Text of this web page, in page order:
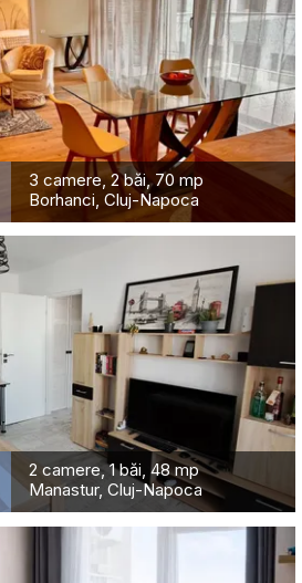
3 camere 2 băi 70 mp
Borhanci, Cluj-Napoca
2 camere 1 băi 48 mp
Manastur, Cluj-Napoca